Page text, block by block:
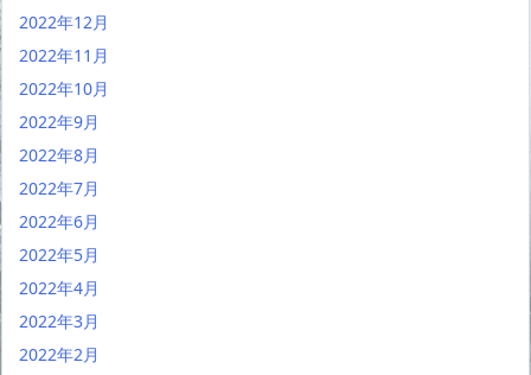
2022年12月
2022年11月
2022年10月
2022年9月
2022年8月
2022年7月
2022年6月
2022年5月
2022年4月
2022年3月
2022年2月